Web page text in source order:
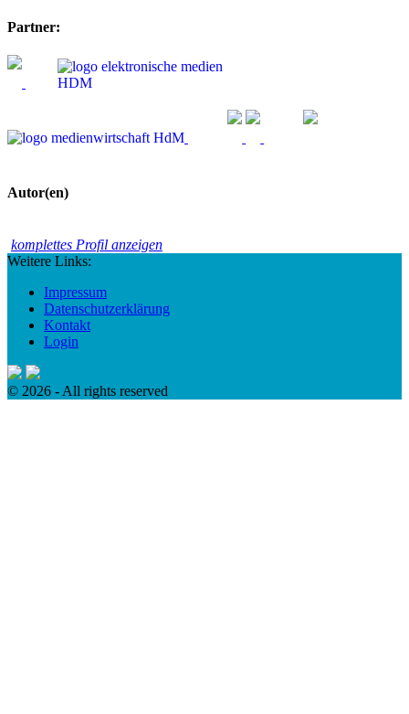
Partner:
Autor(en)
komplettes Profil anzeigen
Weitere Links:
Impressum
Datenschutzerklärung
Kontakt
Login
© 2026 - All rights reserved